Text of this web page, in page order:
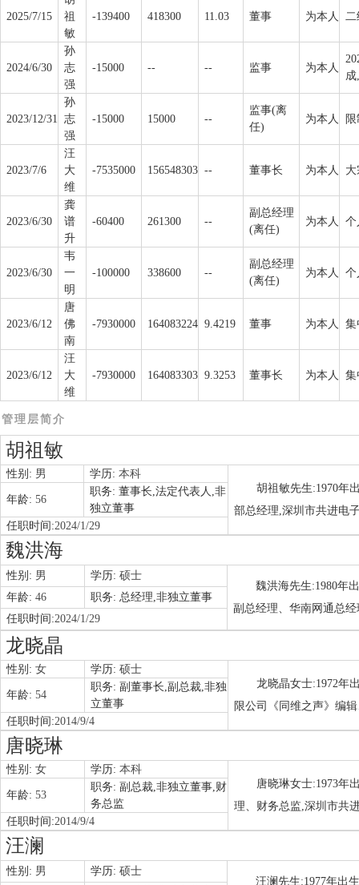
2025/7/15
祖
敏
-139400 418300 11.03 董事 为本人 二
2024/6/30
孙
志
强
-15000 -- -- 监事 为本人
2023/12/31
孙
志
强
-15000 15000 --
监事(离
任)
为本人
2023/7/6
汪
大
维
-7535000 156548303 -- 董事长 为本人
2023/6/30
龚
谱
升
-60400 261300 --
副总经理
(离任)
为本人 个
2023/6/30
韦
一
明
-100000 338600 --
副总经理
(离任)
为本人 个
2023/6/12
唐
佛
南
-7930000 164083224 9.4219 董事 为本人 集
2023/6/12
汪
大
维
-7930000 164083303 9.3253 董事长 为本人 集
管理层简介
胡祖敏
性别: 男 学历: 本科
胡祖敏先生:1970年
部总经理,深圳市共进电
年龄: 56
职务: 董事长,法定代表人,非
独立董事
任职时间:2024/1/29
魏洪海
性别: 男 学历: 硕士
魏洪海先生:1980年
副总经理、华南网通总
年龄: 46 职务: 总经理,非独立董事
任职时间:2024/1/29
龙晓晶
性别: 女 学历: 硕士
龙晓晶女士:1972年
限公司《同维之声》编
年龄: 54
职务: 副董事长,副总裁,非独
立董事
任职时间:2014/9/4
唐晓琳
性别: 女 学历: 本科
唐晓琳女士:1973年
理、财务总监,深圳市共
年龄: 53
职务: 副总裁,非独立董事,财
务总监
任职时间:2014/9/4
汪澜
性别: 男 学历: 硕士
汪澜先生:1977年出